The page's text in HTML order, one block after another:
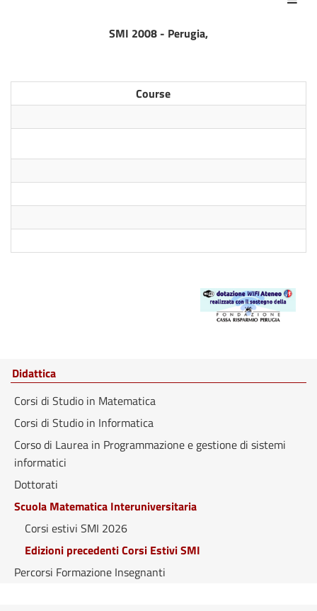
SMI 2008 - Perugia,
Course
Didattica
Corsi di Studio in Matematica
Corsi di Studio in Informatica
Corso di Laurea in Programmazione e gestione di sistemi
informatici
Dottorati
Scuola Matematica Interuniversitaria
Corsi estivi SMI 2026
Edizioni precedenti Corsi Estivi SMI
Percorsi Formazione Insegnanti